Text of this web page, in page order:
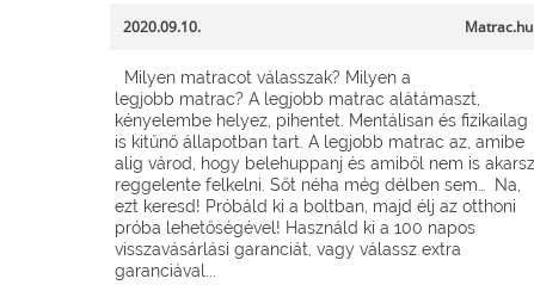
2020.09.10. Matrac.hu
Milyen matracot válasszak? Milyen a
legjobb matrac? A legjobb matrac alátámaszt,
kényelembe helyez, pihentet. Mentálisan és fizikailag
is kitűnő állapotban tart. A legjobb matrac az, amibe
alig várod, hogy belehuppanj és amiből nem is akarsz
reggelente felkelni. Sőt néha még délben sem… Na,
ezt keresd! Próbáld ki a boltban, majd élj az otthoni
próba lehetőségével! Használd ki a 100 napos
visszavásárlási garanciát, vagy válassz extra
garanciával...